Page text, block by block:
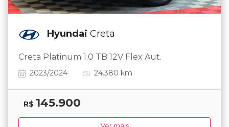
Hyundai Creta
Creta Platinum 1.0 TB 12V Flex Aut.
2023/2024 24.380 km
R$ 145.900